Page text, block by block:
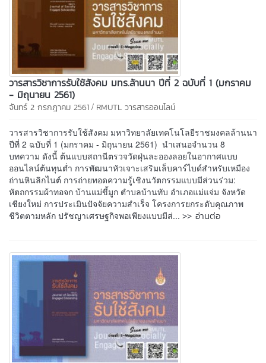
วารสารวิชาการรับใช้สังคม มทร.ล้านนา ปีที่ 2 ฉบับที่ 1 (มกราคม
- มิถุนายน 2561)
จันทร์ 2 กรกฎาคม 2561 / RMUTL วารสารออนไลน์
วารสารวิชาการรับใช้สังคม มหาวิทยาลัยเทคโนโลยีราชมงคลล้านนา
ปีที่ 2 ฉบับที่ 1 (มกราคม - มิถุนายน 2561) นำเสนอจำนวน 8
บทความ ดังนี้ ต้นแบบสถานีตรวจวัดฝุ่นละอองลอยในอากาศแบบ
ออนไลน์ต้นทุนต่ำ การพัฒนาหัวเจาะเสริมเล็บคาร์ไบด์สำหรับเหมือง
ถ่านหินลิกไนต์ การถ่ายทอดความรู้เชิงนวัตกรรมแบบมีส่วนร่วม:
หัตถกรรมผ้าทอจก บ้านแม่ขี้มูก ตำบลบ้านทับ อำเภอแม่แจ่ม จังหวัด
เชียงใหม่ การประเมินปัจจัยความสำเร็จ โครงการยกระดับคุณภาพ
ชีวิตตามหลัก ปรัชญาเศรษฐกิจพอเพียงแบบมีส่... >> อ่านต่อ